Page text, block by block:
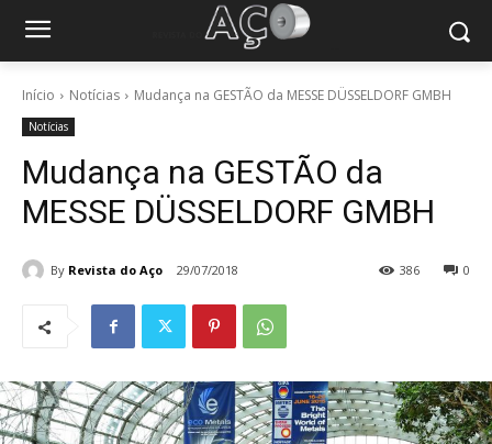
Início Notícias Mudança na GESTÃO da MESSE DÜSSELDORF GMBH
Notícias
Mudança na GESTÃO da
MESSE DÜSSELDORF GMBH
By Revista do Aço 29/07/2018 0
386